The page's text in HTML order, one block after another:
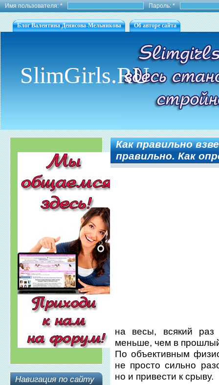
Имя пользователя:* Пароль:*
Блог Валентина Денисова-Мельникова Об авторе сайта
SlimGirls.RU
Навигация по сайту
Как правильно
правильно. Как
на весы, всякий раз
меньше, чем в
По объективным
не просто сильно
но и привести к срыву.